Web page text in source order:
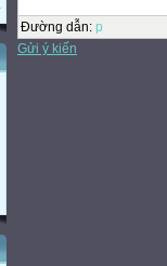
Đường dẫn: p
Gửi ý kiến